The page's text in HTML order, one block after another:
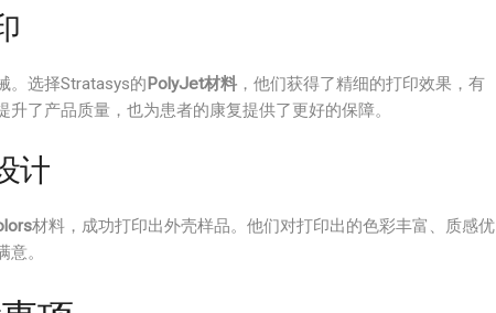
。选择Stratasys的PolyJet材料 ，他们获得了精细的打印效果，有
了产品质量，也为患者的康复提供了更好的保障。
计
材料，成功打印出外壳样品。他们对打印出的色彩丰富、质感优
。